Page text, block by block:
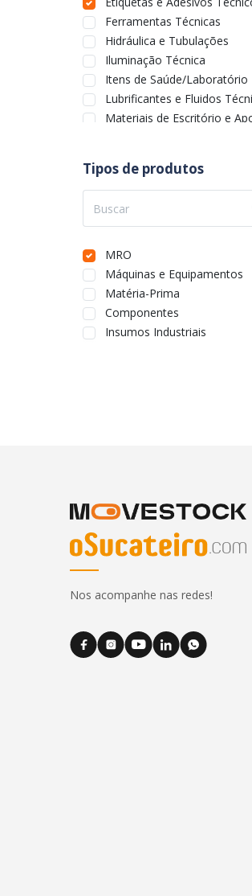
Tipos de produtos
MRO
Máquinas e Equipamentos
Matéria-Prima
Componentes
Insumos Industriais
Ferramentas Técnicas
Hidráulica e Tubulações
Iluminação Técnica
Itens de Saúde/Laboratório
Lubrificantes e Fluidos
Materiais de Escritório e
Movimentação de Cargas
Parafusos MA
Parafusos MB
Rolamentos
Segurança Eletrônica e
Sistemas de Monitoramento
Sinalização Técnica
Térmico e Ventilação
Transmissão Mecânica
Nos acompanhe nas redes!